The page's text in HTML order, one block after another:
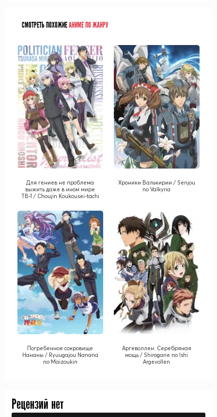
СМОТРЕТЬ ПОХОЖИЕАНИМЕ ПО ЖАНРУ
Для гениев не проблема
выжить даже в ином мире
ТВ-1 / Choujin Koukousei-tachi
Ikinuku you desu! TV-1
Хроники Валькирии / Senjou
no Valkyria
Погребенное сокровище
Нананы / Ryuugajou Nanana
no Maizoukin
Аргеволлен: Серебряная
мощь / Shirogane no Ishi
Argevollen
Рецензий нет